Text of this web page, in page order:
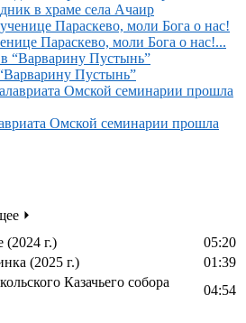
в храме села Ачаир
Параскево, моли Бога о нас!...
Пустынь”
Омской семинарии прошла
⏵
(2024 г.)
05:20
(2025 г.)
01:39
Казачьего собора
04:54